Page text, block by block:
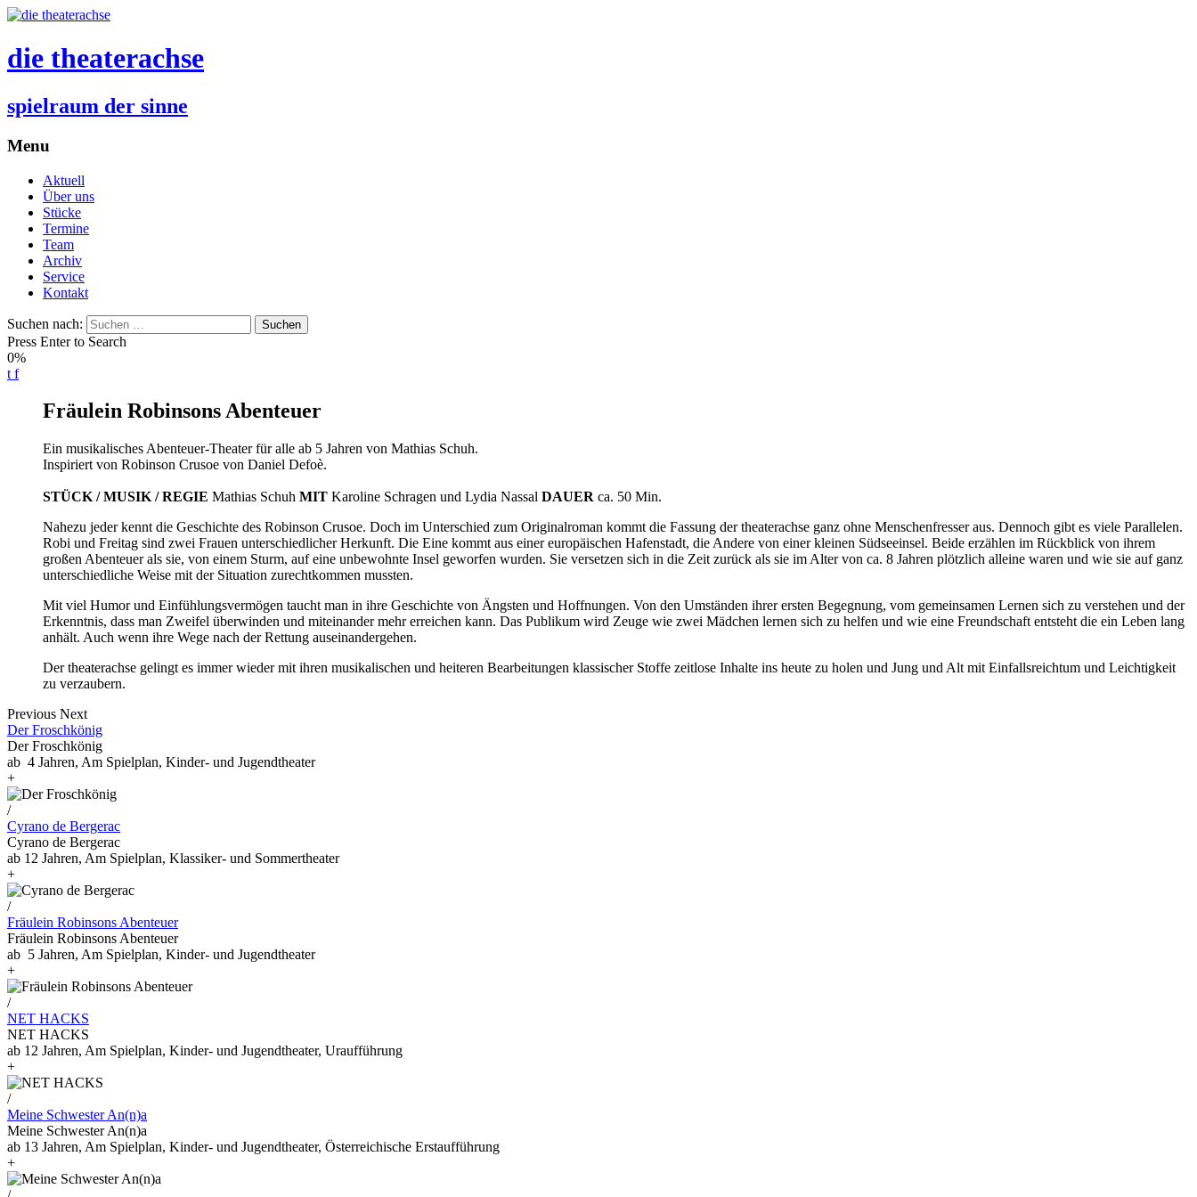
die theaterachse
spielraum der sinne
Menu
Aktuell
Über uns
Stücke
Termine
Team
Archiv
Service
Kontakt
Suchen nach:
Press Enter to Search
0%
t f
Fräulein Robinsons Abenteuer
Ein musikalisches Abenteuer-Theater für alle ab 5 Jahren von Mathias Schuh.
Inspiriert von Robinson Crusoe von Daniel Defoè.
STÜCK / MUSIK / REGIE Mathias Schuh MIT Karoline Schragen und Lydia Nassal DAUER ca. 50 Min.
Nahezu jeder kennt die Geschichte des Robinson Crusoe. Doch im Unterschied zum Originalroman kommt die Fassung der theaterachse ganz ohne Menschenfresser aus. Dennoch gibt es viele Parallelen.
Robi und Freitag sind zwei Frauen unterschiedlicher Herkunft. Die Eine kommt aus einer europäischen Hafenstadt, die Andere von einer kleinen Südseeinsel. Beide erzählen im Rückblick von ihrem
großen Abenteuer als sie, von einem Sturm, auf eine unbewohnte Insel geworfen wurden. Sie versetzen sich in die Zeit zurück als sie im Alter von ca. 8 Jahren plötzlich alleine waren und wie sie auf ganz
unterschiedliche Weise mit der Situation zurechtkommen mussten.
Mit viel Humor und Einfühlungsvermögen taucht man in ihre Geschichte von Ängsten und Hoffnungen. Von den Umständen ihrer ersten Begegnung, vom gemeinsamen Lernen sich zu verstehen und der
Erkenntnis, dass man Zweifel überwinden und miteinander mehr erreichen kann. Das Publikum wird Zeuge wie zwei Mädchen lernen sich zu helfen und wie eine Freundschaft entsteht die ein Leben lang
anhält. Auch wenn ihre Wege nach der Rettung auseinandergehen.
Der theaterachse gelingt es immer wieder mit ihren musikalischen und heiteren Bearbeitungen klassischer Stoffe zeitlose Inhalte ins heute zu holen und Jung und Alt mit Einfallsreichtum und Leichtigkeit
zu verzaubern.
Previous Next
Der Froschkönig
Der Froschkönig
ab 4 Jahren, Am Spielplan, Kinder- und Jugendtheater
+
/
Cyrano de Bergerac
Cyrano de Bergerac
ab 12 Jahren, Am Spielplan, Klassiker- und Sommertheater
+
/
Fräulein Robinsons Abenteuer
Fräulein Robinsons Abenteuer
ab 5 Jahren, Am Spielplan, Kinder- und Jugendtheater
+
/
NET HACKS
NET HACKS
ab 12 Jahren, Am Spielplan, Kinder- und Jugendtheater, Uraufführung
+
/
Meine Schwester An(n)a
Meine Schwester An(n)a
ab 13 Jahren, Am Spielplan, Kinder- und Jugendtheater, Österreichische Erstaufführung
+